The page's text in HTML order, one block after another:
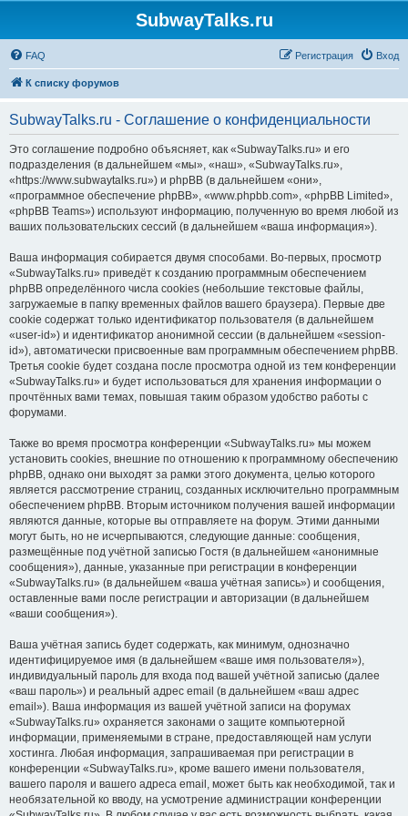
SubwayTalks.ru
FAQ Вход
Регистрация
К списку форумов
SubwayTalks.ru - Соглашение о конфиденциальности
Это соглашение подробно объясняет, как «SubwayTalks.ru» и его
подразделения (в дальнейшем «мы», «наш», «SubwayTalks.ru»,
«https://www.subwaytalks.ru») и phpBB (в дальнейшем «они»,
«программное обеспечение phpBB», «www.phpbb.com», «phpBB Limited»,
«phpBB Teams») используют информацию, полученную во время любой из
ваших пользовательских сессий (в дальнейшем «ваша информация»).
Ваша информация собирается двумя способами. Во-первых, просмотр
«SubwayTalks.ru» приведёт к созданию программным обеспечением
phpBB определённого числа cookies (небольшие текстовые файлы,
загружаемые в папку временных файлов вашего браузера). Первые две
cookie содержат только идентификатор пользователя (в дальнейшем
«user-id») и идентификатор анонимной сессии (в дальнейшем «session-
id»), автоматически присвоенные вам программным обеспечением phpBB.
Третья cookie будет создана после просмотра одной из тем конференции
«SubwayTalks.ru» и будет использоваться для хранения информации о
прочтённых вами темах, повышая таким образом удобство работы с
форумами.
Также во время просмотра конференции «SubwayTalks.ru» мы можем
установить cookies, внешние по отношению к программному обеспечению
phpBB, однако они выходят за рамки этого документа, целью которого
является рассмотрение страниц, созданных исключительно программным
обеспечением phpBB. Вторым источником получения вашей информации
являются данные, которые вы отправляете на форум. Этими данными
могут быть, но не исчерпываются, следующие данные: сообщения,
размещённые под учётной записью Гостя (в дальнейшем «анонимные
сообщения»), данные, указанные при регистрации в конференции
«SubwayTalks.ru» (в дальнейшем «ваша учётная запись») и сообщения,
оставленные вами после регистрации и авторизации (в дальнейшем
«ваши сообщения»).
Ваша учётная запись будет содержать, как минимум, однозначно
идентифицируемое имя (в дальнейшем «ваше имя пользователя»),
индивидуальный пароль для входа под вашей учётной записью (далее
«ваш пароль») и реальный адрес email (в дальнейшем «ваш адрес
email»). Ваша информация из вашей учётной записи на форумах
«SubwayTalks.ru» охраняется законами о защите компьютерной
информации, применяемыми в стране, предоставляющей нам услуги
хостинга. Любая информация, запрашиваемая при регистрации в
конференции «SubwayTalks.ru», кроме вашего имени пользователя,
вашего пароля и вашего адреса email, может быть как необходимой, так и
необязательной ко вводу, на усмотрение администрации конференции